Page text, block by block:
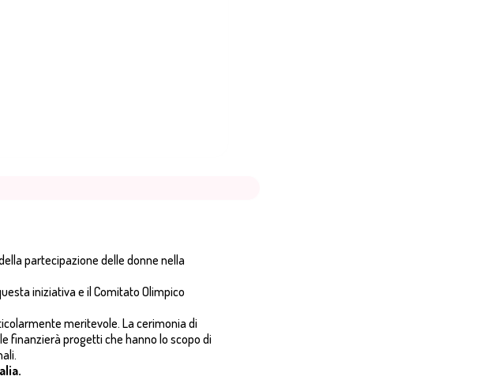
partecipazione delle donne nella
iniziativa e il Comitato Olimpico
meritevole. La cerimonia di
finanzierà progetti che hanno lo scopo di